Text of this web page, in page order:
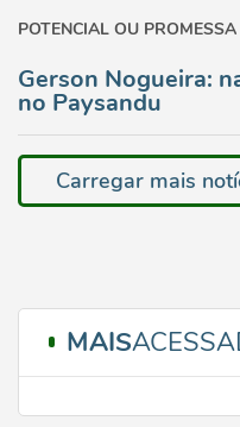
POTENCIAL OU
Gerson Nogueira:
no Paysandu
Carregar mais
MAIS